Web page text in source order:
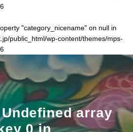
6
"category_nicename" on null in
public_html/wp-content/themes/mps-
6
array
0 in